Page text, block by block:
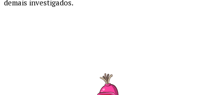
demais investigados.